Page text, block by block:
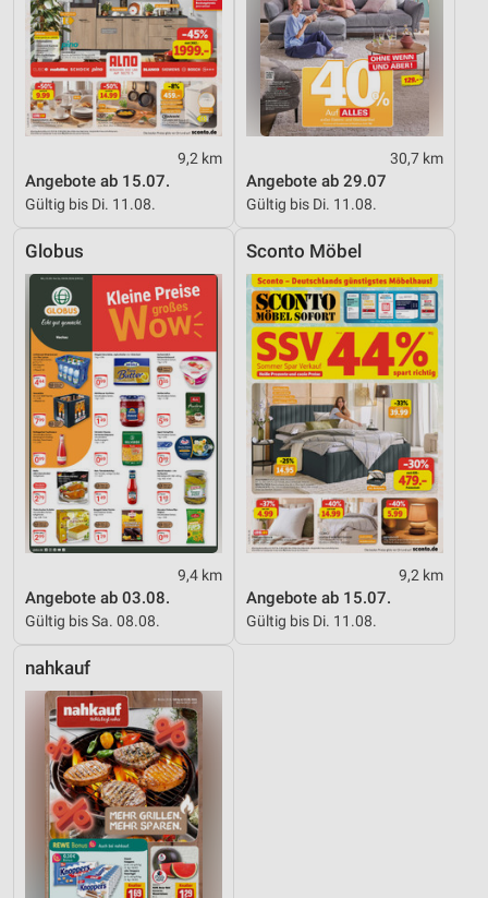
9,2 km
Angebote ab 15.07.
Gültig bis Di. 11.08.
30,7 km
Angebote ab 29.07
Gültig bis Di. 11.08.
Globus
9,4 km
Angebote ab 03.08.
Gültig bis Sa. 08.08.
Sconto Möbel
9,2 km
Angebote ab 15.07.
Gültig bis Di. 11.08.
nahkauf